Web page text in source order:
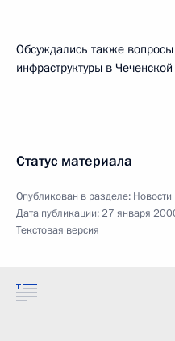
Обсуждались также
инфраструктуры в
Статус материала
Опубликован в разделе: Новости
Дата публикации:27 января
Текстовая версия